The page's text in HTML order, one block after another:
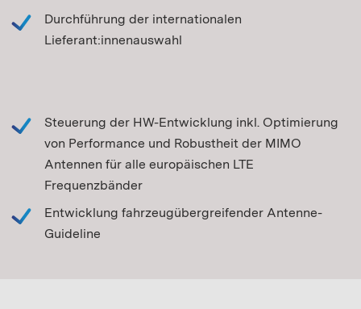
Durchführung der internationalen
Lieferant:innenauswahl
Steuerung der HW-Entwicklung inkl. Optimierung
von Performance und Robustheit der MIMO
Antennen für alle europäischen LTE
Frequenzbänder
Entwicklung fahrzeugübergreifender Antenne-
Guideline